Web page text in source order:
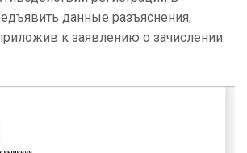
данные разъяснения,
к заявлению о зачислении